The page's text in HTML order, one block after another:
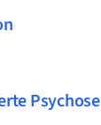
Psychose